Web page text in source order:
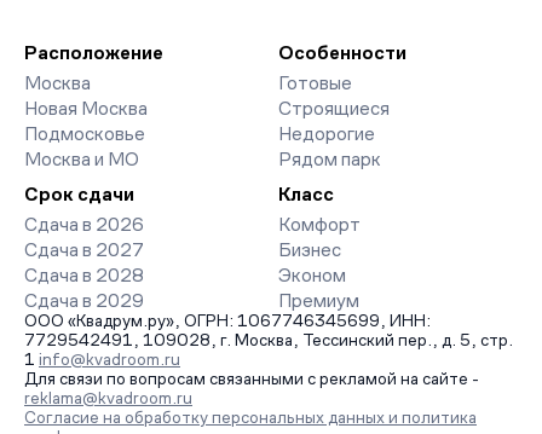
Расположение
Москва
Новая Москва
Подмосковье
Москва и МО
Особенности
Готовые
Строящиеся
Недорогие
Рядом парк
Срок сдачи
Сдача в 2026
Сдача в 2027
Сдача в 2028
Сдача в 2029
Класс
Комфорт
Бизнес
Эконом
Премиум
ООО «Квадрум.ру», ОГРН: 1067746345699, ИНН:
7729542491, 109028, г. Москва, Тессинский пер., д. 5, стр.
1 info@kvadroom.ru
Для связи по вопросам связанными с рекламой на сайте -
reklama@kvadroom.ru
Согласие на обработку персональных данных и политика